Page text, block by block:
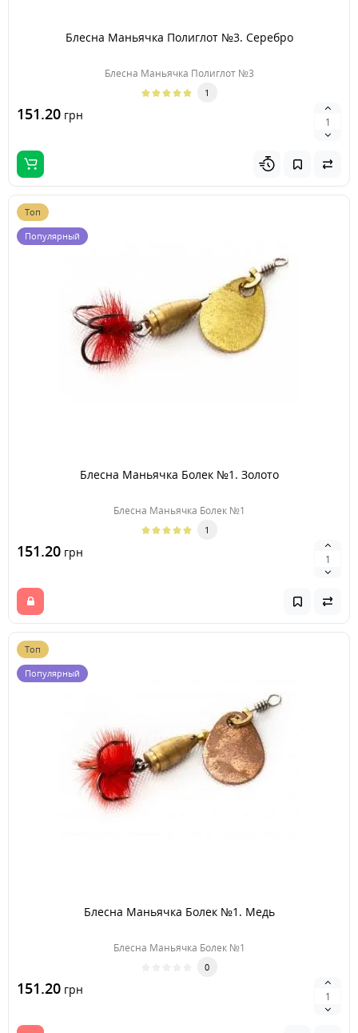
Блесна Маньячка Полиглот №3. Серебро
Блесна Маньячка Полиглот №3
1
151.20 грн
Топ
Популярный
Блесна Маньячка Болек №1. Золото
Блесна Маньячка Болек №1
1
151.20 грн
Топ
Популярный
Блесна Маньячка Болек №1. Медь
Блесна Маньячка Болек №1
0
151.20 грн